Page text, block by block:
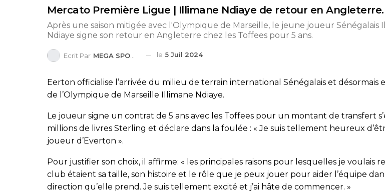
Mercato Première Ligue | Illimane Ndiaye de retour en Angleterre.
Après une saison mitigée avec l'Olympique de Marseille, le jeune joueur Sénégalais
Ndiaye signe son retour en Angleterre chez les Toffees pour 5 ans.
Ecrit Par MEGA SPORTS le 5 Juil 2024
Eerton officialise l’arrivée du milieu de terrain international Sénégalais et désormais
de l’Olympique de Marseille Illimane Ndiaye.
Le joueur signe un contrat de 5 ans avec les Toffees pour un montant de transfert
millions de livres Sterling et déclare dans la foulée : « Je suis tellement heureux
joueur d’Everton ».
Pour justifier son choix, il affirme: « les principales raisons pour lesquelles je voulais
club étaient sa taille, son histoire et le rôle que je peux jouer pour aider l’équipe
direction qu’elle prend. Je suis tellement excité et j’ai hâte de commencer. »